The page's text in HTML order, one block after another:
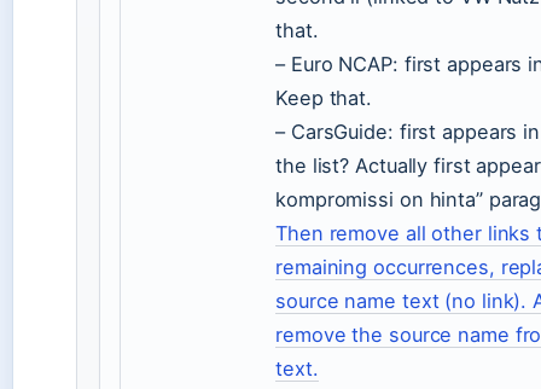
that.
– Euro NCAP: first appears
Keep that.
– CarsGuide: first appears
the list? Actually first
kompromissi on hinta”
Then remove all other links
remaining occurrences,
source name text (no link).
remove the source name
text.